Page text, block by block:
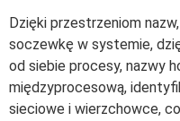
Dzięki przestrzeniom
soczewkę w systemie,
od siebie procesy, nazwy
międzyprocesową,
sieciowe i wierzchowce,